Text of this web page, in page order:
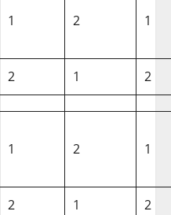
1 2 1
2 1 2
1 2 1
2 1 2